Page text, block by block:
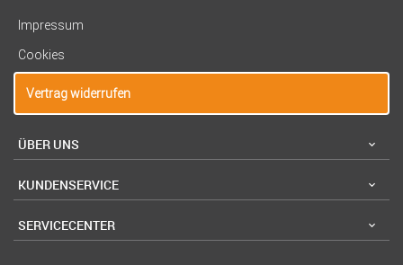
Impressum
Cookies
Vertrag widerrufen
ÜBER UNS
KUNDENSERVICE
SERVICECENTER